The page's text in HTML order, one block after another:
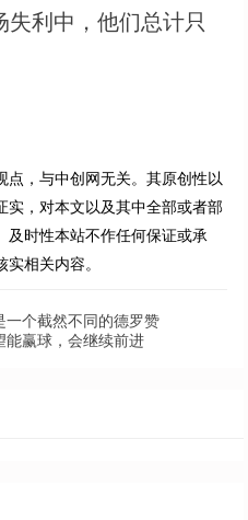
利中，他们总计只
点，与中创网无关。其原创性以
实，对本文以及其中全部或者部
及时性本站不作任何保证或承
相关内容。
一个截然不同的德罗赞
能赢球，会继续前进